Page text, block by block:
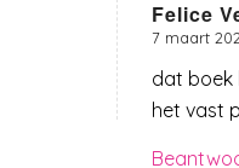
Felice
zegt:
7 maart
dat boek
het vast